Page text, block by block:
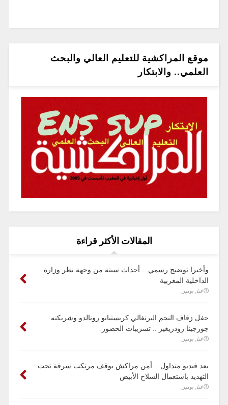
موقع المراكشية للتعليم العالي والبحث
العلمي.. والابتكار
المقالات الأكثر قراءة
وأخيرا توضيح رسمي .. أحداث سبتة من وجهة نظر وزارة
الداخلية المغربية
قبل يومين
حفل زفاف النجم البرتغالي كريستيانو رونالدو وشريكته
جورجينا رودريغيز .. تسريبات الحضور
قبل يومين
بعد فيديو متداول .. أمن مراكش يوقف مرتكب سرقة تحت
التهديد باستعمال السلاح الأبيض
قبل يومين